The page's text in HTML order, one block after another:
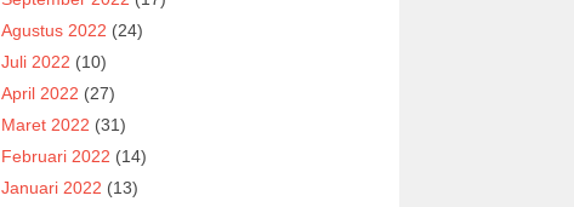
Agustus 2022 (24)
Juli 2022 (10)
April 2022 (27)
Maret 2022 (31)
Februari 2022 (14)
Januari 2022 (13)